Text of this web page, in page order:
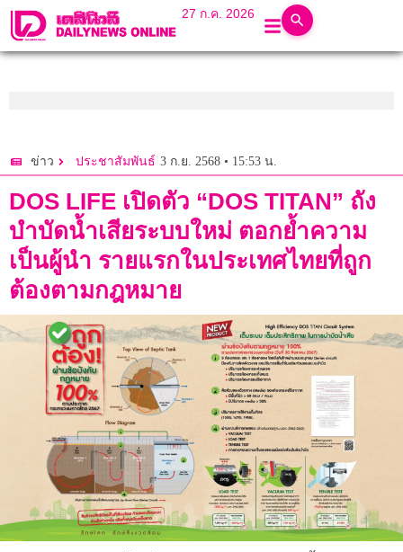
27 ก.ค. 2026
ข่าว ประชาสัมพันธ์ 3 ก.ย. 2568 • 15:53 น.
DOS LIFE เปิดตัว “DOS TITAN” ถัง
บำบัดน้ำเสียระบบใหม่ ตอกย้ำความ
เป็นผู้นำ รายแรกในประเทศไทยที่ถูก
ต้องตามกฎหมาย